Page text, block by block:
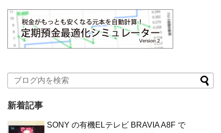
新着記事
SONY の有機ELテレビ BRAVIA A8F で